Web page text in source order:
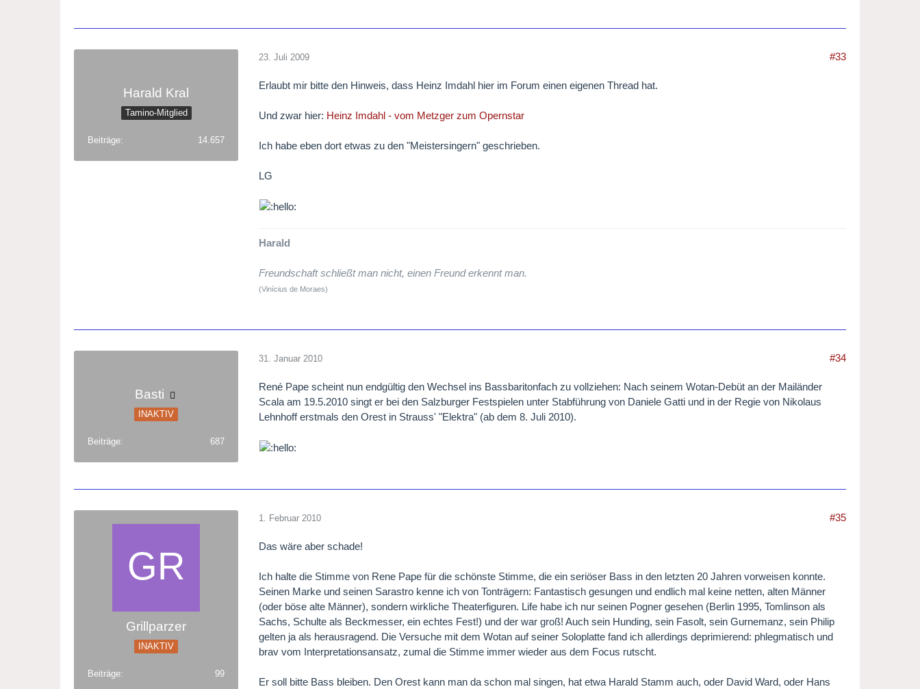
Augustin Moser, tailor Howard Fried
Hans Foltz, coppersmith John West
An apprentice Dolores San Miguel
Costumers Goldstein & Co.
Harald Kral
Tamino-Mitglied
Beiträge 14.657
23. Juli 2009 #33
Erlaubt mir bitte den Hinweis, dass Heinz Imdahl hier im Forum einen eigenen Thread hat.
Und zwar hier: Heinz Imdahl - vom Metzger zum Opernstar
Ich habe eben dort etwas zu den "Meistersingern" geschrieben.
LG
Harald
Freundschaft schließt man nicht, einen Freund erkennt man.
(Vinícius de Moraes)
Basti
INAKTIV
Beiträge 687
31. Januar 2010 #34
René Pape scheint nun endgültig den Wechsel ins Bassbaritonfach zu vollziehen: Nach seinem Wotan-Debüt an der Mailänder
Scala am 19.5.2010 singt er bei den Salzburger Festspielen unter Stabführung von Daniele Gatti und in der Regie von Nikolaus
Lehnhoff erstmals den Orest in Strauss' "Elektra" (ab dem 8. Juli 2010).
Grillparzer
INAKTIV
Beiträge 99
1. Februar 2010 #35
Das wäre aber schade!
Ich halte die Stimme von Rene Pape für die schönste Stimme, die ein seriöser Bass in den letzten 20 Jahren vorweisen konnte.
Seinen Marke und seinen Sarastro kenne ich von Tonträgern: Fantastisch gesungen und endlich mal keine netten, alten Männer
(oder böse alte Männer), sondern wirkliche Theaterfiguren. Life habe ich nur seinen Pogner gesehen (Berlin 1995, Tomlinson als
Sachs, Schulte als Beckmesser, ein echtes Fest!) und der war groß! Auch sein Hunding, sein Fasolt, sein Gurnemanz, sein Philip
gelten ja als herausragend. Die Versuche mit dem Wotan auf seiner Soloplatte fand ich allerdings deprimierend: phlegmatisch und
brav vom Interpretationsansatz, zumal die Stimme immer wieder aus dem Focus rutscht.
Er soll bitte Bass bleiben. Den Orest kann man da schon mal singen, hat etwa Harald Stamm auch, oder David Ward, oder Hans